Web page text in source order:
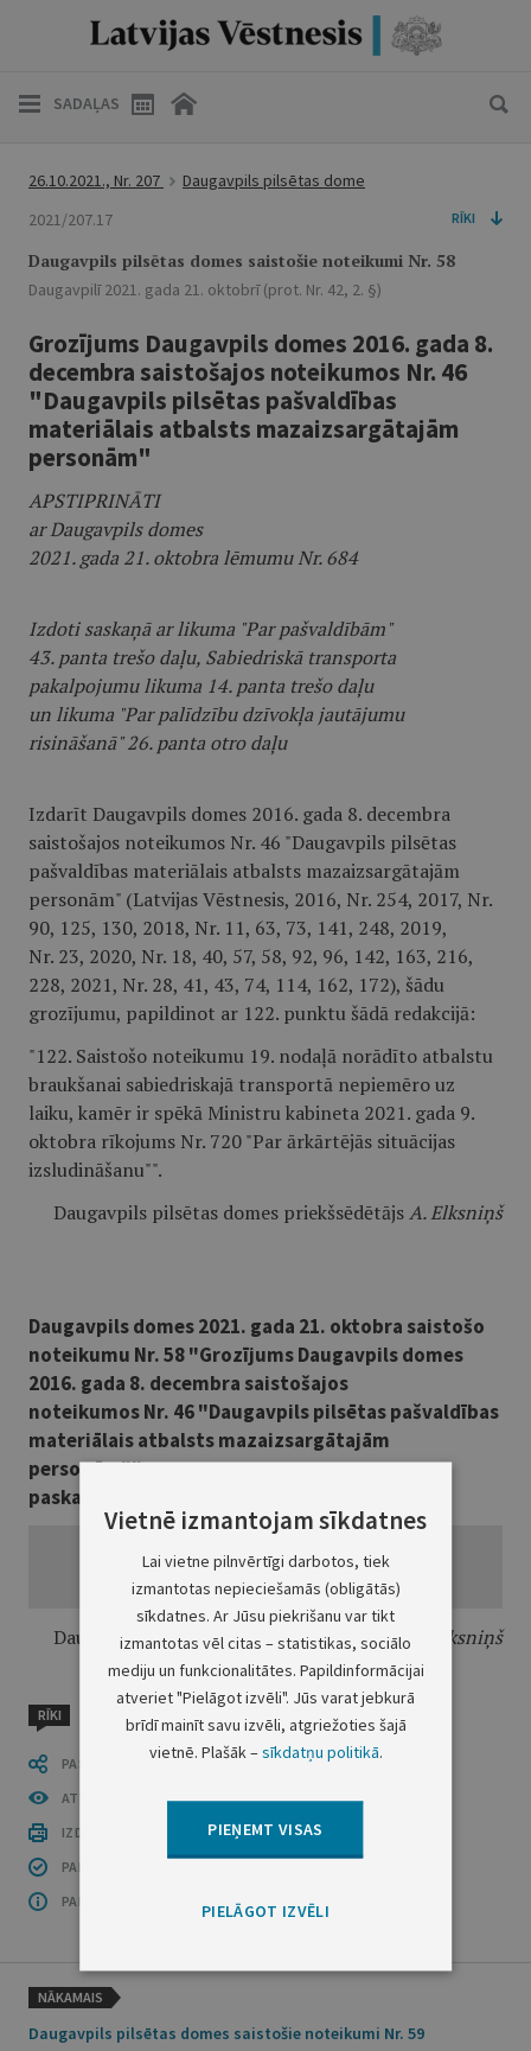
SADAĻAS
26.10.2021., Nr. 207
Daugavpils pilsētas dome
2021/207.17
RĪKI
Daugavpils pilsētas domes saistošie noteikumi Nr. 58
Daugavpilī 2021. gada 21. oktobrī (prot. Nr. 42, 2. §)
Grozījums Daugavpils domes 2016. gada 8.
decembra saistošajos noteikumos Nr. 46
"Daugavpils pilsētas pašvaldības
materiālais atbalsts mazaizsargātajām
personām"
APSTIPRINĀTI
ar Daugavpils domes
2021. gada 21. oktobra lēmumu Nr. 684
Izdoti saskaņā ar likuma "Par pašvaldībām"
43. panta trešo daļu, Sabiedriskā transporta
pakalpojumu likuma 14. panta trešo daļu
un likuma "Par palīdzību dzīvokļa jautājumu
risināšanā" 26. panta otro daļu
Izdarīt Daugavpils domes 2016. gada 8. decembra
saistošajos noteikumos Nr. 46 "Daugavpils pilsētas
pašvaldības materiālais atbalsts mazaizsargātajām
personām" (Latvijas Vēstnesis, 2016, Nr. 254, 2017, Nr.
90, 125, 130, 2018, Nr. 11, 63, 73, 141, 248, 2019,
Nr. 23, 2020, Nr. 18, 40, 57, 58, 92, 96, 142, 163, 216,
228, 2021, Nr. 28, 41, 43, 74, 114, 162, 172), šādu
grozījumu, papildinot ar 122. punktu šādā redakcijā:
"122. Saistošo noteikumu 19. nodaļā norādīto atbalstu
braukšanai sabiedriskajā transportā nepiemēro uz
laiku, kamēr ir spēkā Ministru kabineta 2021. gada 9.
oktobra rīkojums Nr. 720 "Par ārkārtējās situācijas
izsludināšanu"".
Daugavpils pilsētas domes priekšsēdētājsA. Elksniņš
Daugavpils domes 2021. gada 21. oktobra saistošo
noteikumu Nr. 58 "Grozījums Daugavpils domes
2016. gada 8. decembra saistošajos
noteikumos Nr. 46 "Daugavpils pilsētas pašvaldības
materiālais atbalsts mazaizsargātajām
personām""
paskaidrojuma raksts
Daugavpils pilsētas domes priekšsēdētājsA. Elksniņš
RĪKI
PASTĀSTI CITIEM
ATVĒRT PUBLIKĀCIJU (PDF)
IZDRUKĀT PUBLIKĀCIJU
PAR INFORMĀCIJAS DROŠĪBU
PAR ŠO GRUPU
NĀKAMAIS
Daugavpils pilsētas domes saistošie noteikumi Nr. 59
Vietnē izmantojam sīkdatnes
Lai vietne pilnvērtīgi darbotos, tiek
izmantotas nepieciešamās (obligātās)
sīkdatnes. Ar Jūsu piekrišanu var tikt
izmantotas vēl citas – statistikas, sociālo
mediju un funkcionalitātes. Papildinformācijai
atveriet "Pielāgot izvēli". Jūs varat jebkurā
brīdī mainīt savu izvēli, atgriežoties šajā
vietnē. Plašāk –sīkdatņu politikā.
PIEŅEMT VISAS
PIELĀGOT IZVĒLI